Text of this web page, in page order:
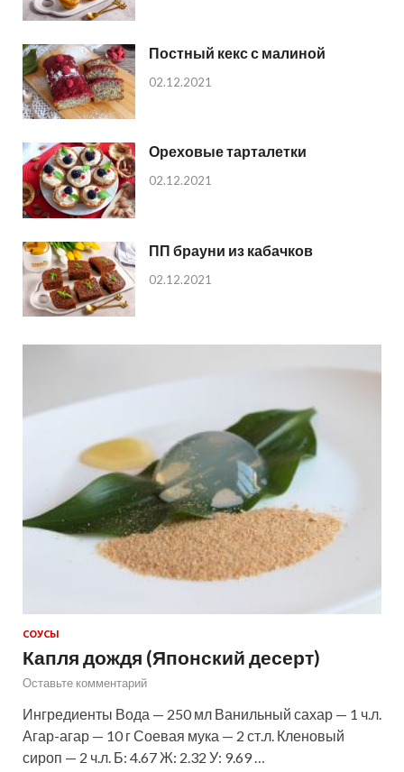
Постный кекс с малиной
02.12.2021
Ореховые тарталетки
02.12.2021
ПП брауни из кабачков
02.12.2021
СОУСЫ
Капля дождя (Японский десерт)
Оставьте комментарий
Ингредиенты Вода — 250 мл Ванильный сахар — 1 ч.л.
Агар-агар — 10 г Соевая мука — 2 ст.л. Кленовый
сироп — 2 ч.л. Б: 4.67 Ж: 2.32 У: 9.69 …